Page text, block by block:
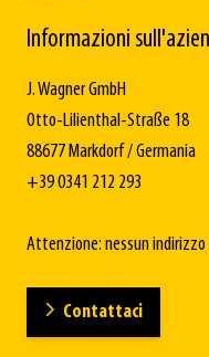
Informazioni
J. Wagner GmbH
Otto-Lilienthal-Straße 18
88677 Markdorf / Germania
+39 0341 212 293
Attenzione: nessun
Contattaci